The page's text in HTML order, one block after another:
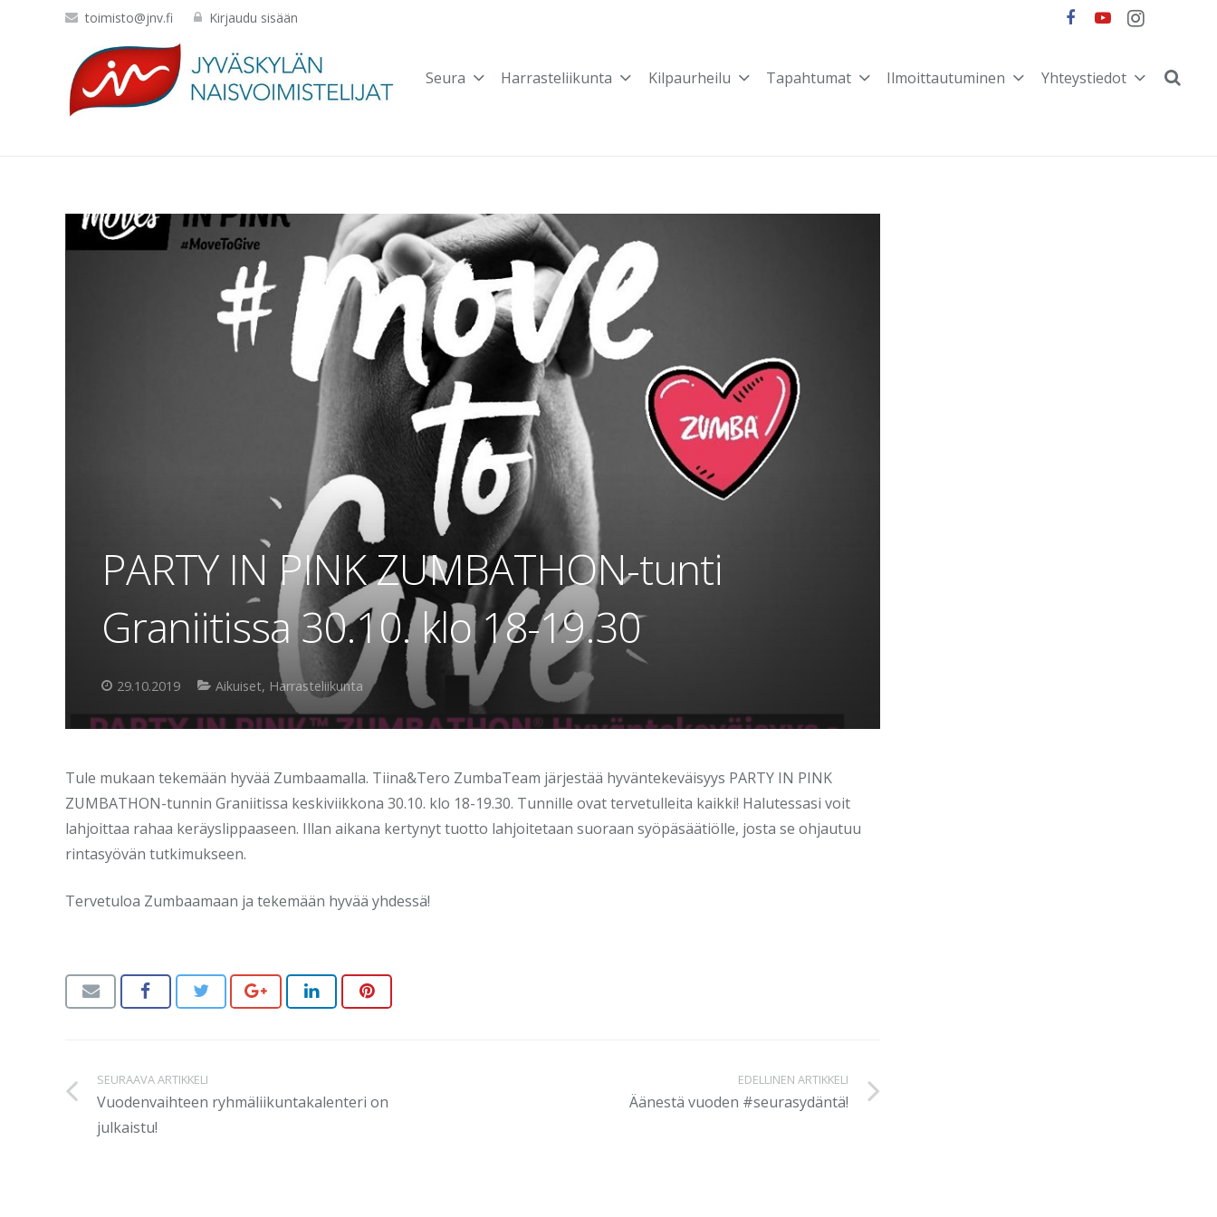
toimisto@jnv.fi Kirjaudu sisään
Seura Harrasteliikunta Kilpaurheilu Tapahtumat Ilmoittautuminen Yhteystiedot
PARTY IN PINK ZUMBATHON-tunti
Graniitissa 30.10. klo 18-19.30
29.10.2019 Aikuiset, Harrasteliikunta
Tule mukaan tekemään hyvää Zumbaamalla. Tiina&Tero ZumbaTeam järjestää hyväntekeväisyys PARTY IN PINK
ZUMBATHON-tunnin Graniitissa keskiviikkona 30.10. klo 18-19.30. Tunnille ovat tervetulleita kaikki! Halutessasi voit
lahjoittaa rahaa keräyslippaaseen. Illan aikana kertynyt tuotto lahjoitetaan suoraan syöpäsäätiölle, josta se ohjautuu
rintasyövän tutkimukseen.
Tervetuloa Zumbaamaan ja tekemään hyvää yhdessä!
EDELLINEN ARTIKKELI
Äänestä vuoden #seurasydäntä!
SEURAAVA ARTIKKELI
Vuodenvaihteen ryhmäliikuntakalenteri on
julkaistu!